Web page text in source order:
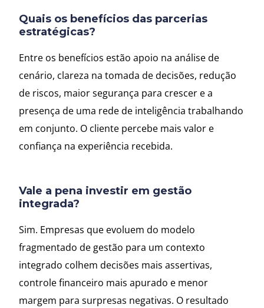
Quais os benefícios das parcerias
estratégicas?
Entre os benefícios estão apoio na análise de
cenário, clareza na tomada de decisões, redução
de riscos, maior segurança para crescer e a
presença de uma rede de inteligência trabalhando
em conjunto. O cliente percebe mais valor e
confiança na experiência recebida.
Vale a pena investir em gestão
integrada?
Sim. Empresas que evoluem do modelo
fragmentado de gestão para um contexto
integrado colhem decisões mais assertivas,
controle financeiro mais apurado e menor
margem para surpresas negativas. O resultado